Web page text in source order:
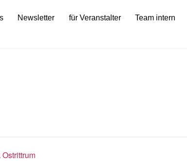
Newsletter für Veranstalter Team intern